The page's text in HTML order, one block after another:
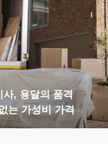
사, 용달의 품격
는 가성비 가격